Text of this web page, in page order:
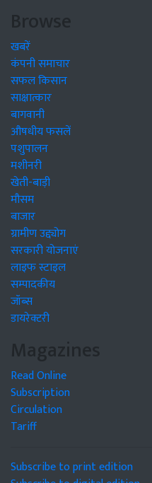
Browse
खबरें
कंपनी समाचार
सफल किसान
साक्षात्कार
बागवानी
औषधीय फसलें
पशुपालन
मशीनरी
खेती-बाड़ी
मौसम
बाजार
ग्रामीण उद्द्योग
सरकारी योजनाएं
लाइफ स्टाइल
सम्पादकीय
जॉब्स
डायरेक्टरी
Magazines
Read Online
Subscription
Circulation
Tariff
Subscribe to print edition